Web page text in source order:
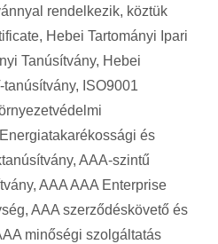
rendelkezik, köztük
Hebei Tartományi Ipari
Tanúsítvány, Hebei
ISO9001
és
AAA-szintű
AAA AAA Enterprise
AAA szerződéskövető és
minőségi szolgáltatás